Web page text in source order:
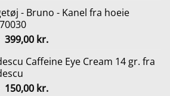
pris
var:
6.499,00 kr..
pris
- Bruno - Kanel fra hoeie
Den
pris
var:
599,00 kr..
399,00 kr.Den
pris
399,00 kr..
Caffeine Eye Cream 14 gr. fra
Den
150,00 kr.Den